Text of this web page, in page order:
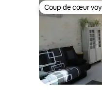
Coup de cœur
Coup de cœur